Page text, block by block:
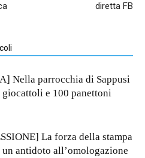
diretta FB
Nella parrocchia di Sappusi
e 100 panettoni
La forza della stampa
un antidoto all’omologazione